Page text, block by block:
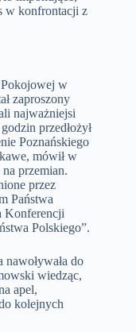
w konfrontacji z
w
zaproszony
najważniejsi
przedłożył
Poznańskiego
mówił w
przemian.
przez
Państwa
Konferencji
Polskiego”.
nawoływała do
wiedząc,
apel,
kolejnych